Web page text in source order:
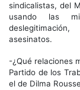
sindicalistas, del
usando las
asesinatos.
-¿Qué relaciones
Partido de los
el de Dilma